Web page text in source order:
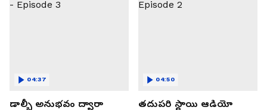
డాల్బీ అనుభవం ద్వారా
04:37
తదుపరి స్థాయి ఆడియో
04:50